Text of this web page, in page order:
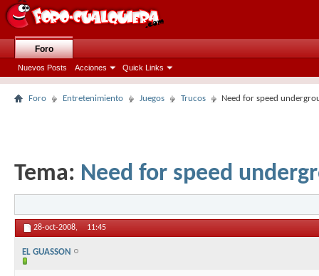
Foro
Nuevos Posts Acciones Quick Links
Foro Entretenimiento Juegos Trucos Need for speed
Tema: Need for speed
28-oct-2008, 11:45
EL GUASSON